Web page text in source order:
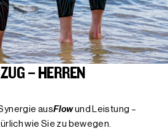
– HERREN
ausFlowund Leistung –
wie Sie zu bewegen.